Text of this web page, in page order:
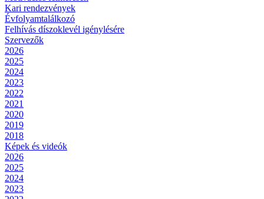
Kari rendezvények
Évfolyamtalálkozó
Felhívás díszoklevél igénylésére
Szervezők
2026
2025
2024
2023
2022
2021
2020
2019
2018
Képek és videók
2026
2025
2024
2023